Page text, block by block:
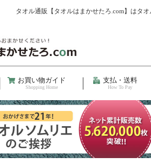
タオル通販【タオルはまかせたろ.com】はタ
お買い物ガイド
Shopping Home
支払・送料
How To Pay